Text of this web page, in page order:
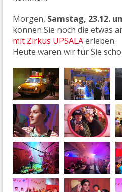
Morgen,Samstag, 23.12.
können Sie noch die etwas
mit Zirkus UPSALAerleben.